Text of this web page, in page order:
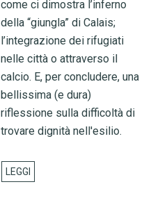
come ci dimostra l’inferno
della “giungla” di Calais;
l’integrazione dei rifugiati
nelle città o attraverso il
calcio. E, per concludere, una
bellissima (e dura)
riflessione sulla difficoltà di
trovare dignità nell'esilio.